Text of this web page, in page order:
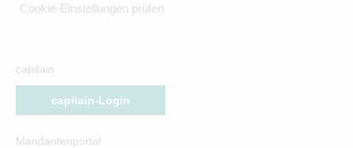
Cookie-Einstellungen prüfen
capitain
capitain-Login
Mandantenportal